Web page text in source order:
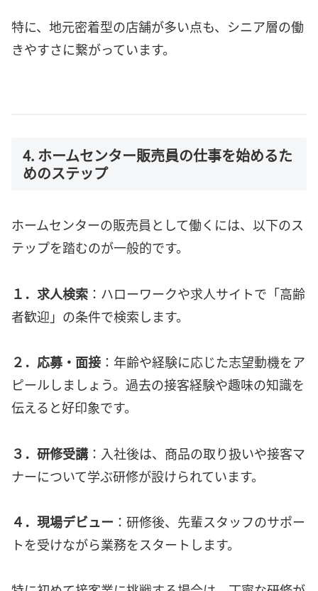
特に、地元密着型の店舗が多い点も、シニア層の働
きやすさに繋がっています。
4. ホームセンター販売員の仕事を始めるた
めのステップ
ホームセンターの販売員として働くには、以下のス
テップを踏むのが一般的です。
１．求人検索 ：ハローワークや求人サイトで「高齢
者歓迎」の条件で検索します。
２．応募・面接 ：年齢や経験に応じた志望動機をア
ピールしましょう。過去の接客経験や趣味の知識を
伝えると好印象です。
３．研修受講 ：入社後は、商品の取り扱いや接客マ
ナーについて学ぶ研修が設けられています。
４．現場デビュー ：研修後、先輩スタッフのサポー
トを受けながら業務をスタートします。